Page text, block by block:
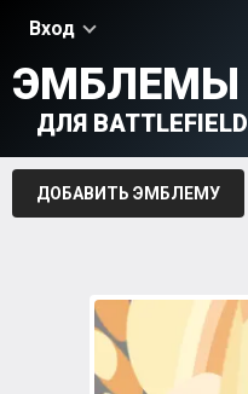
Вход
ЭМБЛЕМЫ
ДЛЯ BATTLEFIELD
ДОБАВИТЬ ЭМБЛЕМУ